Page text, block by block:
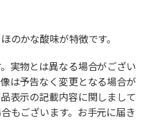
のかな酸味が特徴です。
実物とは異なる場合がござい
は予告なく変更となる場合が
表示の記載内容に関しまして
もございます。お手元に届き